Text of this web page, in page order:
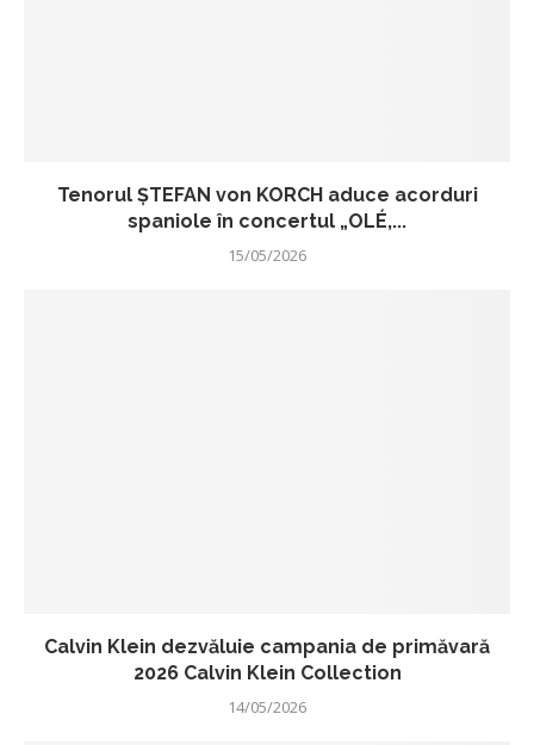
Tenorul ŞTEFAN von KORCH aduce acorduri
spaniole în concertul „OLÉ,...
15/05/2026
Calvin Klein dezvăluie campania de primăvară
2026 Calvin Klein Collection
14/05/2026